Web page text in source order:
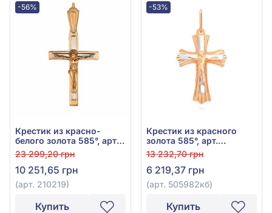
-56%
Крестик из красно-
белого золота 585°, арт.
210219
23 299,20 грн
10 251,65 грн
(арт. 210219)
Купить
-53%
Крестик из красного
золота 585°, арт.
505982кб
13 232,70 грн
6 219,37 грн
(арт. 505982кб)
Купить